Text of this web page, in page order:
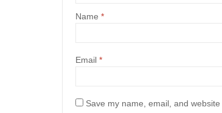
Name *
Email *
Save my name, email, and